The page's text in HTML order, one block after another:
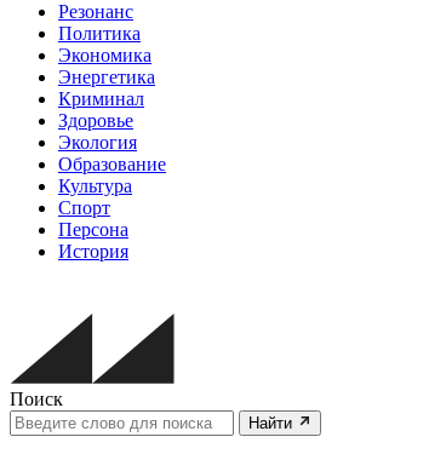
Резонанс
Политика
Экономика
Энергетика
Криминал
Здоровье
Экология
Образование
Культура
Спорт
Персона
История
Поиск
Найти